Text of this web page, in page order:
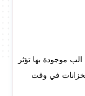
موجودة بها تؤثر
في وقت